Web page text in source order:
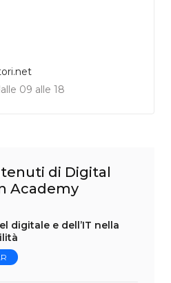
09 alle 18
di Digital
Academy
digitale e dell’IT nella